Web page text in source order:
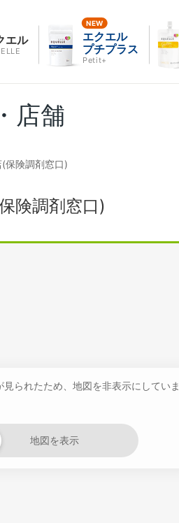
エル
エクエル
プチプラス
Petit+
店舗
保険調剤窓口)
険調剤窓口)
見られたため、地図を非表示にしていま
地図を表示